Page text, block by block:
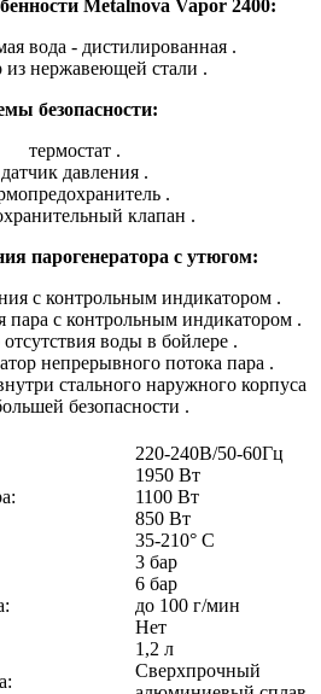
Metalnova Vapor 2400:
вода - дистилированная .
из нержавеющей стали .
безопасности:
термостат .
датчик давления .
.
клапан .
парогенератора с утюгом:
с контрольным индикатором .
пара с контрольным индикатором .
воды в бойлере .
непрерывного потока пара .
стального наружного корпуса
безопасности .
220-240В/50-60Гц
1950 Вт
1100 Вт
850 Вт
35-210° C
3 бар
6 бар
до 100 г/мин
Нет
1,2 л
Сверхпрочный